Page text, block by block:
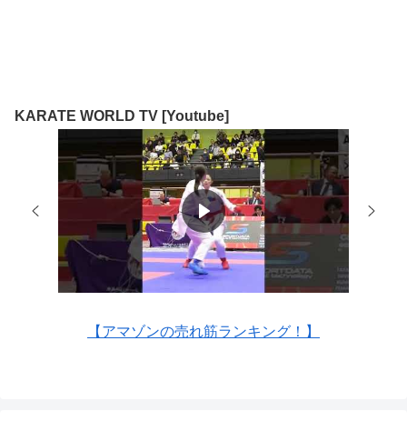
KARATE WORLD TV [Youtube]
【アマゾンの売れ筋ランキング！】